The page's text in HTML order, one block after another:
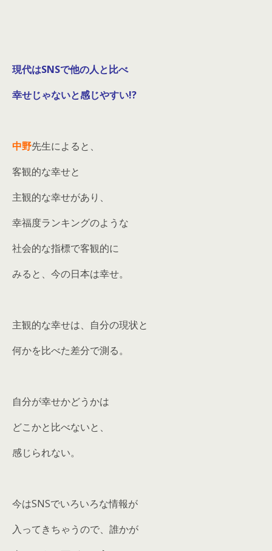
現代はSNSで他の人と比べ
幸せじゃないと感じやすい!?
中野先生によると、
客観的な幸せと
主観的な幸せがあり、
幸福度ランキングのような
社会的な指標で客観的に
みると、今の日本は幸せ。
主観的な幸せは、自分の現状と
何かを比べた差分で測る。
自分が幸せかどうかは
どこかと比べないと、
感じられない。
今はSNSでいろいろな情報が
入ってきちゃうので、誰かが